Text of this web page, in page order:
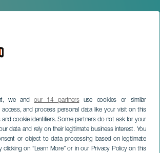
we andour 14 partnersuse cookies or similar
and process personal data like your visit on this
cookie identifiers. Some partners do not ask for your
data and rely on their legitimate business interest. You
or object to data processing based on legitimate
clicking on “Learn More” or in our Privacy Policy on this